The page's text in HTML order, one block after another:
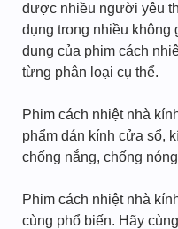
được nhiều người yêu
dụng trong nhiều không
dụng của phim cách
từng phân loại cụ thể.
Phim cách nhiệt nhà
phẩm dán kính cửa sổ,
chống nắng, chống
Phim cách nhiệt nhà
cùng phổ biến. Hãy